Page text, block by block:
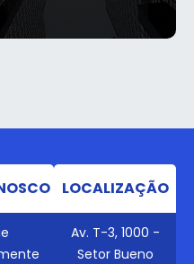
LOCALIZAÇÃO
Av. T-3, 1000 -
Setor Bueno